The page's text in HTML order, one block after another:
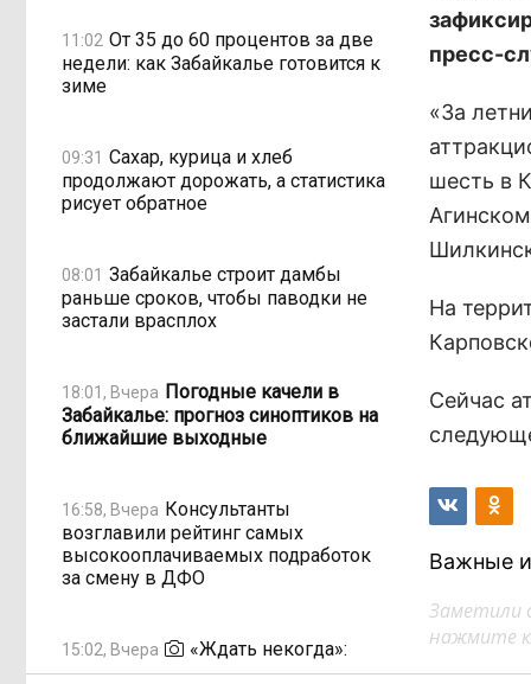
11:02 От 35 до 60 процентов за две
недели: как Забайкалье готовится к
зиме
09:31 Сахар, курица и хлеб
продолжают дорожать, а статистика
рисует обратное
08:01 Забайкалье строит дамбы
раньше сроков, чтобы паводки не
застали врасплох
18:01, Вчера Погодные качели в
Забайкалье: прогноз синоптиков на
ближайшие выходные
16:58, Вчера Консультанты
возглавили рейтинг самых
высокооплачиваемых подработок
за смену в ДФО
15:02, Вчера
«Ждать некогда»:
жители подтопленного Угдана
пресс-
«За
шесть в
На
Сейчас
Важные
Заметили
нажмите